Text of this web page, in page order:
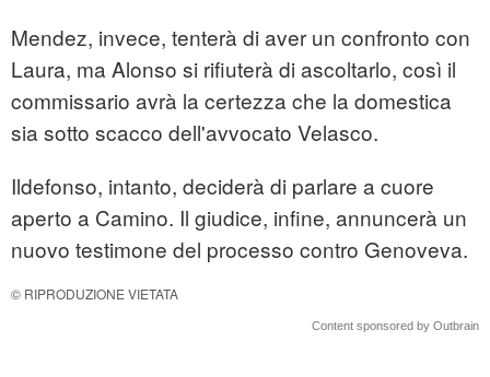
Mendez, invece, tenterà di aver un confronto con
Laura, ma Alonso si rifiuterà di ascoltarlo, così il
commissario avrà la certezza che la domestica
sia sotto scacco dell'avvocato Velasco.
Ildefonso, intanto, deciderà di parlare a cuore
aperto a Camino. Il giudice, infine, annuncerà un
nuovo testimone del processo contro Genoveva.
© RIPRODUZIONE VIETATA
Content sponsored by Outbrain